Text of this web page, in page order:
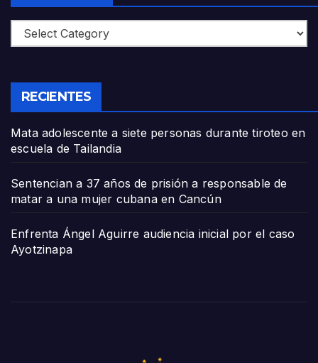
Categories
RECIENTES
Mata adolescente a siete personas durante tiroteo en
escuela de Tailandia
Sentencian a 37 años de prisión a responsable de
matar a una mujer cubana en Cancún
Enfrenta Ángel Aguirre audiencia inicial por el caso
Ayotzinapa